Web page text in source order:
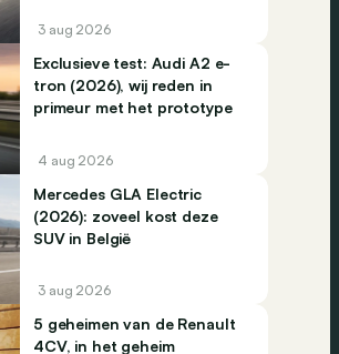
3 aug 2026
Exclusieve test: Audi A2 e-
tron (2026), wij reden in
primeur met het prototype
4 aug 2026
Mercedes GLA Electric
(2026): zoveel kost deze
SUV in België
3 aug 2026
5 geheimen van de Renault
4CV, in het geheim